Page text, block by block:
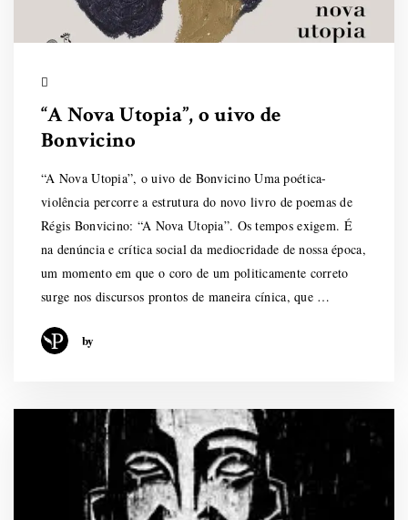
“A Nova Utopia”, o uivo de
Bonvicino
“A Nova Utopia”, o uivo de Bonvicino Uma poética-
violência percorre a estrutura do novo livro de poemas de
Régis Bonvicino: “A Nova Utopia”. Os tempos exigem. É
na denúncia e crítica social da mediocridade de nossa época,
um momento em que o coro de um politicamente correto
surge nos discursos prontos de maneira cínica, que …
by